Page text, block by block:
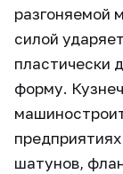
разгоняемой
силой
пластически
форму.
шатунов,